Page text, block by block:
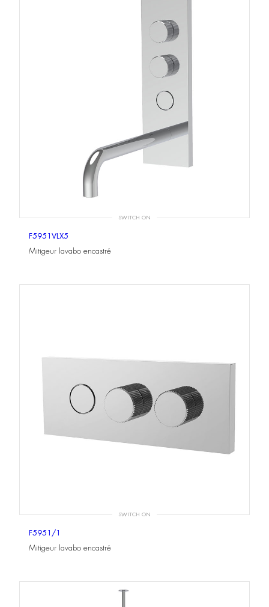
SWITCH ON
F5951VLX5
Mitigeur lavabo encastré
SWITCH ON
F5951/1
Mitigeur lavabo encastré